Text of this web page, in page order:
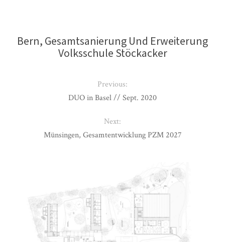
Bern, Gesamtsanierung Und Erweiterung
Volksschule Stöckacker
Previous:
DUO in Basel // Sept. 2020
Next:
Münsingen, Gesamtentwicklung PZM 2027